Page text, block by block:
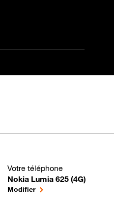
Votre téléphone
Nokia Lumia 625 (4G)
pour votre Nokia Lumia 625
Modifierle téléphone